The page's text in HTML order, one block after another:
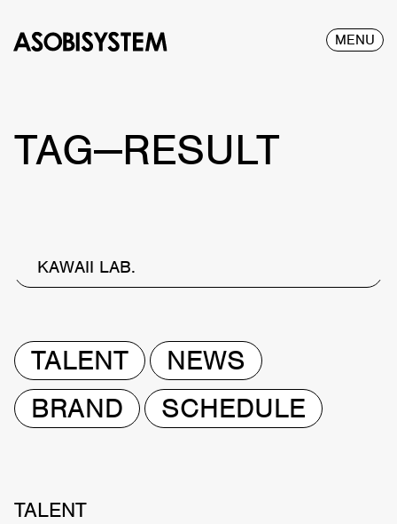
MENU
TAG—RESULT
KAWAII LAB.
TALENT
NEWS
BRAND
SCHEDULE
TALENT